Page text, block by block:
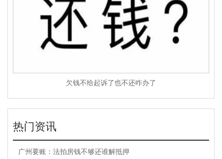
欠钱不给起诉了也不还咋办了
热门资讯
广州要账：法拍房钱不够还谁解抵押